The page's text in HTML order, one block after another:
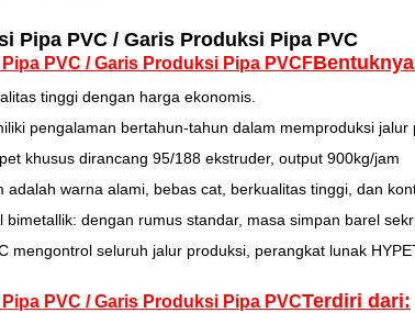
Pipa PVC / Garis Produksi Pipa PVC
PVC / Garis Produksi Pipa PVC F
tinggi dengan harga ekonomis.
pengalaman bertahun-tahun dalam memproduksi jalur
khusus dirancang 95/188 ekstruder, output 900kg/jam
adalah warna alami, bebas cat, berkualitas tinggi, dan
bimetallik: dengan rumus standar, masa simpan barel
mengontrol seluruh jalur produksi, perangkat lunak
PVC / Garis Produksi Pipa PVCTerdiri dari: